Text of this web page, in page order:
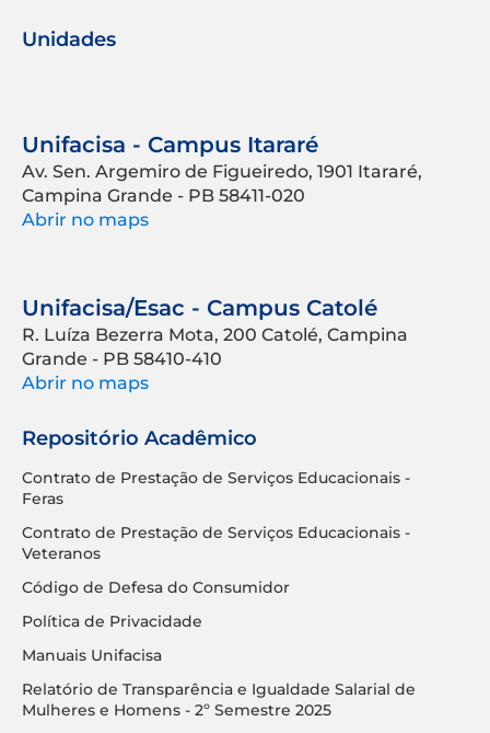
Unidades
Unifacisa - Campus Itararé
Av. Sen. Argemiro de Figueiredo, 1901 Itararé,
Campina Grande - PB 58411-020
Abrir no maps
Unifacisa/Esac - Campus Catolé
R. Luíza Bezerra Mota, 200 Catolé, Campina
Grande - PB 58410-410
Abrir no maps
Repositório Acadêmico
Contrato de Prestação de Serviços Educacionais -
Feras
Contrato de Prestação de Serviços Educacionais -
Veteranos
Código de Defesa do Consumidor
Política de Privacidade
Manuais Unifacisa
Relatório de Transparência e Igualdade Salarial de
Mulheres e Homens - 2º Semestre 2025